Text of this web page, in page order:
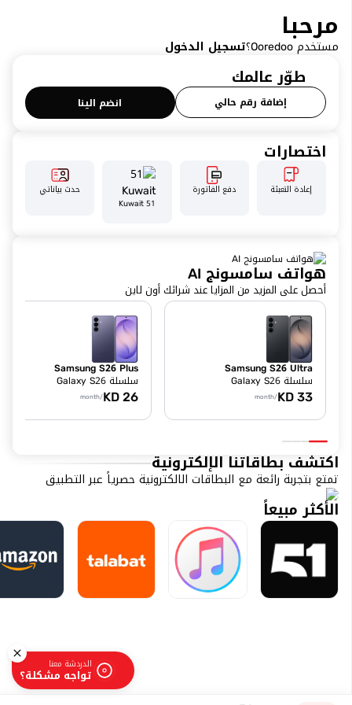
مرحبا
مستخدم Ooredoo؟ تسجيل الدخول
طوّر عالمك
إضافة رقم حالي انضم الينا
اختصارات
إعادة التعبئة
دفع الفاتورة
51 Kuwait
حدث بياناتي
هواتف سامسونج AI
أحصل على المزيد من المزايا عند شرائك أون لاين
Samsung S26 Ultra
سلسلة Galaxy S26
KD 33
/month
Samsung S26 Plus
سلسلة Galaxy S26
KD 26
/month
اكتشف بطاقاتنا الإلكترونية
تمتع بتجربة رائعة مع البطاقات الالكترونية حصرياً عبر التطبيق
الأكثر مبيعاً
1
الدردشة معنا
تواجه مشكلة؟